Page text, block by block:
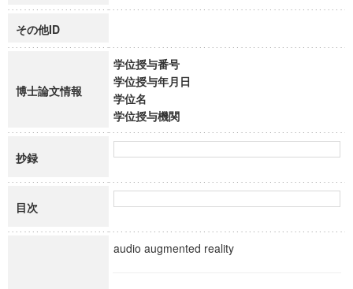
その他ID
博士論文情報
学位授与番号
学位授与年月日
学位名
学位授与機関
抄録
目次
audio augmented reality